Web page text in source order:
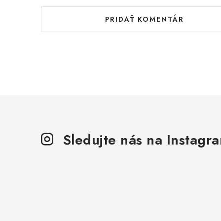
PRIDAŤ KOMENTÁR
Sledujte nás na